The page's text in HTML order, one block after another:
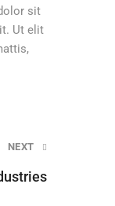
sit
Ut elit
NEXT